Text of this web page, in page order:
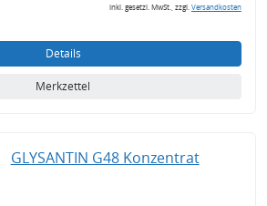
inkl. gesetzl. MwSt., zzgl.Versandkosten
Details
Merkzettel
GLYSANTIN G48 Konzentrat